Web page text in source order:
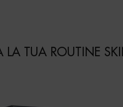
LA TUA ROUTINE